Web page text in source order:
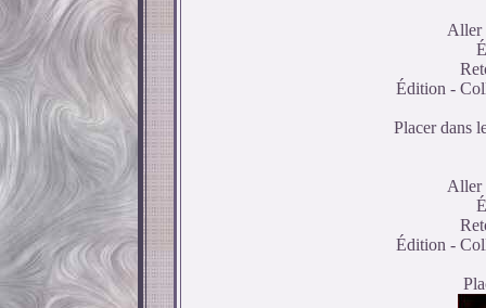
Aller
Édition -
Placer dans
Aller
Édition -